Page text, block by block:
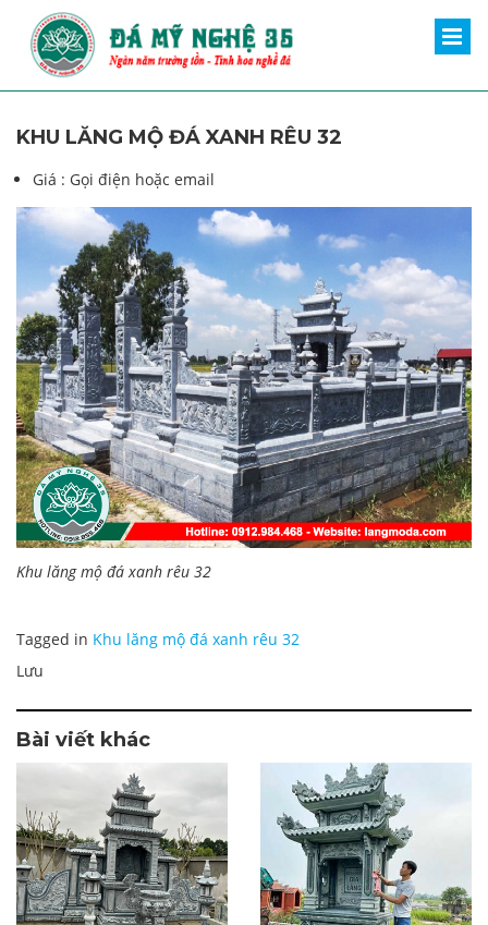
KHU LĂNG MỘ ĐÁ XANH RÊU 32
Giá : Gọi điện hoặc email
Khu lăng mộ đá xanh rêu 32
Tagged in Khu lăng mộ đá xanh rêu 32
Lưu
Bài viết khác